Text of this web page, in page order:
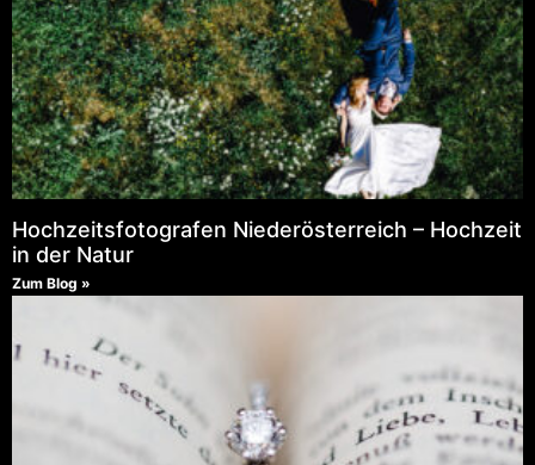
Hochzeitsfotografen Niederösterreich – Hochzeit
in der Natur
Zum Blog »